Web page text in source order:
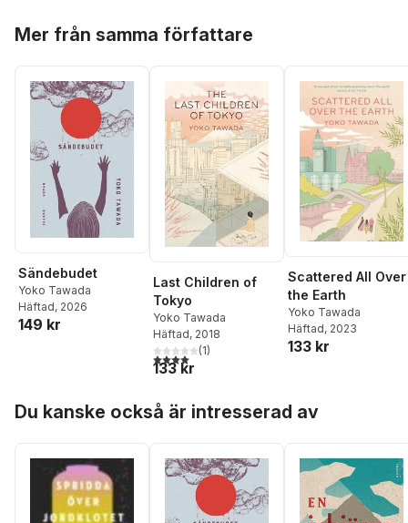
Mer från samma författare
Sändebudet
Yoko Tawada
Häftad, 2026
149 kr
Last Children of
Tokyo
Yoko Tawada
Häftad, 2018
4,0utav 5 stjärnor. Totalt antal röster:
(1)
133 kr
Scattered All Over
the Earth
Yoko Tawada
Häftad, 2023
133 kr
Du kanske också är intresserad av